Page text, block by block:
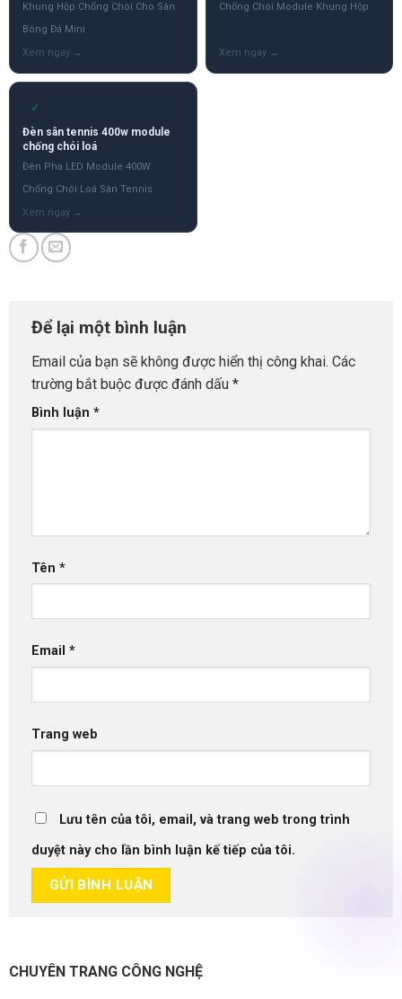
Khung Hộp Chống Chói Cho Sân
Bóng Đá Mini
Chống Chói Module Khung Hộp
✓
Đèn sân tennis 400w module
chống chói loá
Đèn Pha LED Module 400W
Chống Chói Loá Sân Tennis
Để lại một bình luận
Email của bạn sẽ không được hiển thị công khai. Các
trường bắt buộc được đánh dấu *
Bình luận *
Tên *
Email *
Trang web
Lưu tên của tôi, email, và trang web trong trình
duyệt này cho lần bình luận kế tiếp của tôi.
CHUYÊN TRANG CÔNG NGHỆ